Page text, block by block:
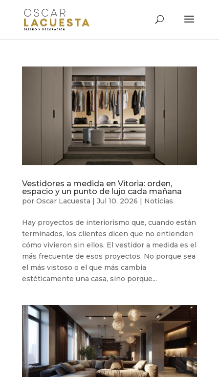
Vestidores a medida en Vitoria: orden,
espacio y un punto de lujo cada mañana
por Oscar Lacuesta | Jul 10, 2026 | Noticias
Hay proyectos de interiorismo que, cuando están
terminados, los clientes dicen que no entienden
cómo vivieron sin ellos. El vestidor a medida es el
más frecuente de esos proyectos. No porque sea
el más vistoso o el que más cambia
estéticamente una casa, sino porque...